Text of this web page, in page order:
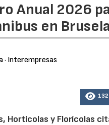
Anual 2026
en
· Interempresas
Hortícolas y Florícolas